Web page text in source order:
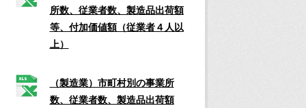
所数、従業者数、製造品出荷額
等、付加価値額（従業者４人以
上）
（製造業）市町村別の事業所
数、従業者数、製造品出荷額